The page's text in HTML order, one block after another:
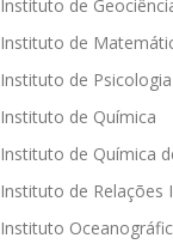
Instituto de
Instituto de
Instituto de Psicologia
Instituto de Química
Instituto de Química
Instituto de Relações
Instituto